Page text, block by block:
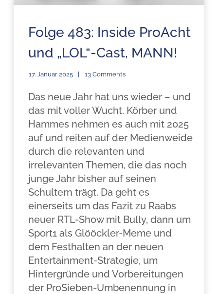
Folge 483: Inside ProAcht
und „LOL“-Cast, MANN!
17. Januar 2025 13 Comments
Das neue Jahr hat uns wieder – und
das mit voller Wucht. Körber und
Hammes nehmen es auch mit 2025
auf und reiten auf der Medienweide
durch die relevanten und
irrelevanten Themen, die das noch
junge Jahr bisher auf seinen
Schultern trägt. Da geht es
einerseits um das Fazit zu Raabs
neuer RTL-Show mit Bully, dann um
Sport1 als Glööckler-Meme und
dem Festhalten an der neuen
Entertainment-Strategie, um
Hintergründe und Vorbereitungen
der ProSieben-Umbenennung in